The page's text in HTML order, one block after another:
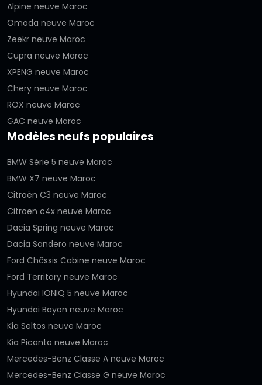
Alpine neuve Maroc
Omoda neuve Maroc
Zeekr neuve Maroc
Cupra neuve Maroc
XPENG neuve Maroc
Chery neuve Maroc
ROX neuve Maroc
GAC neuve Maroc
Modèles neufs populaires
BMW Série 5 neuve Maroc
BMW X7 neuve Maroc
Citroën C3 neuve Maroc
Citroën c4x neuve Maroc
Dacia Spring neuve Maroc
Dacia Sandero neuve Maroc
Ford Châssis Cabine neuve Maroc
Ford Territory neuve Maroc
Hyundai IONIQ 5 neuve Maroc
Hyundai Bayon neuve Maroc
Kia Seltos neuve Maroc
Kia Picanto neuve Maroc
Mercedes-Benz Classe A neuve Maroc
Mercedes-Benz Classe G neuve Maroc